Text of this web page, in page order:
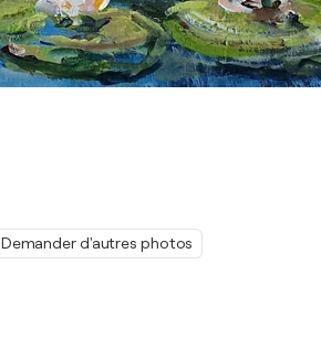
Demander d'autres photos